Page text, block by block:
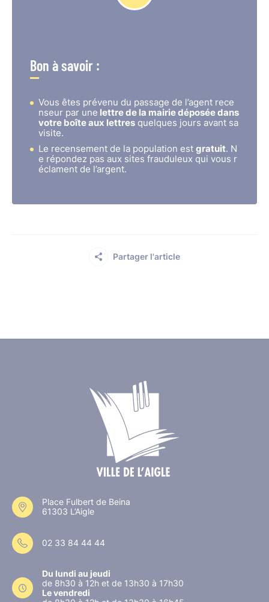
Bon à savoir :
Vous êtes prévenu du passage de l’agent rece
nseur par une lettre de la mairie déposée dans
votre boîte aux lettres quelques jours avant sa
visite.
Le recensement de la population est gratuit. N
e répondez pas aux sites frauduleux qui vous r
éclament de l’argent.
Partager l'article
Place Fulbert de Beina
61303 L’Aigle
02 33 84 44 44
Du lundi au jeudi
de 8h30 à 12h et de 13h30 à 17h30
Le vendredi